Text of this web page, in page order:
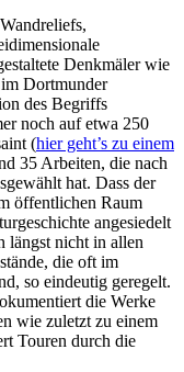
Denkmäler wie
Dortmunder
des Begriffs
noch auf etwa 250
(hier geht’s zu einem
35 Arbeiten, die nach
hat. Dass der
öffentlichen Raum
angesiedelt
längst nicht in allen
die oft im
so eindeutig geregelt.
die Werke
wie zuletzt zu einem
Touren durch die